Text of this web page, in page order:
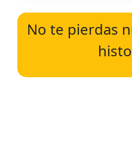
No te pierdas